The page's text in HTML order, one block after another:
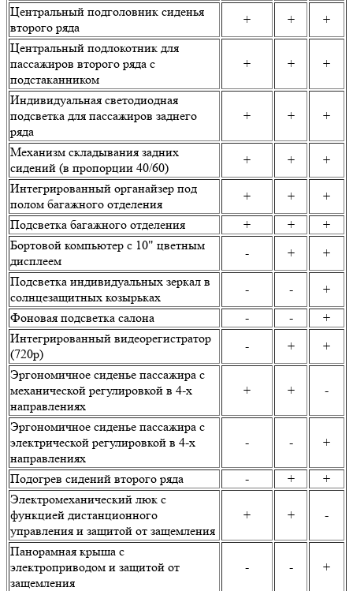
Центральный подголовник сиденья
второго ряда
+ +
+
Центральный подлокотник для
пассажиров второго ряда с
подстаканником
+ + +
Индивидуальная светодиодная
подсветка для пассажиров заднего
ряда
+ + +
Механизм складывания задних
сидений (в пропорции 40/60)
+ +
+
Интегрированный органайзер под
полом багажного отделения
+ +
+
Подсветка багажного отделения
+ +
+
Бортовой компьютер с 10" цветным
дисплеем
- +
+
Подсветка индивидуальных зеркал в
солнцезащитных козырьках
- -
+
Фоновая подсветка салона
- -
+
Интегрированный видеорегистратор
(720p)
- +
+
Эргономичное сиденье пассажира с
механической регулировкой в 4-х
направлениях
+ + -
Эргономичное сиденье пассажира с
электрической регулировкой в 4-х
направлениях
- - +
Подогрев сидений второго ряда - +
+
Электромеханический люк с
функцией дистанционного
управления и защитой от защемления
+ + -
Панорамная крыша с
электроприводом и защитой от
защемления
- - +